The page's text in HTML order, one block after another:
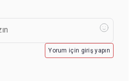
Yorum için giriş yapın